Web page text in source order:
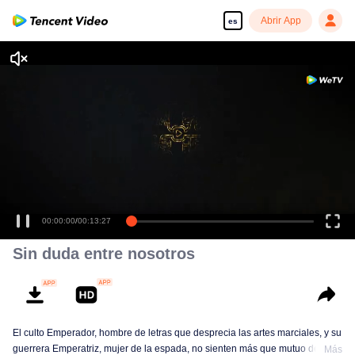
es Abrir App
00:00:00/00:13:27
Sin duda entre nosotros
El culto Emperador, hombre de letras que desprecia las artes marciales, y su
guerrera Emperatriz, mujer de la espada, no sienten más que mutuo desdén
Más